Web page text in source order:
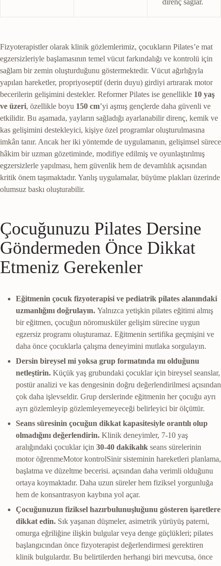
direnç sağlar.
Fizyoterapistler olarak klinik gözlemlerimiz, çocukların Pilates’e mat
egzersizleriyle başlamasının temel vücut farkındalığı ve kontrolü için
sağlam bir zemin oluşturduğunu göstermektedir. Vücut ağırlığıyla
yapılan hareketler, propriyoseptif (derin duyu) girdiyi artırarak motor
becerilerin gelişimini destekler. Reformer Pilates ise genellikle 10 yaş
ve üzeri, özellikle boyu 150 cm’yi aşmış gençlerde daha güvenli ve
etkilidir. Bu aşamada, yayların sağladığı ayarlanabilir direnç, kemik ve
kas gelişimini destekleyici, kişiye özel programlar oluşturulmasına
imkân tanır. Ancak her iki yöntemde de uygulamanın, gelişimsel sürece
hâkim bir uzman gözetiminde, modifiye edilmiş ve oyunlaştırılmış
egzersizlerle yapılması, hem güvenlik hem de devamlılık açısından
kritik önem taşımaktadır. Yanlış uygulamalar, büyüme plakları üzerinde
olumsuz baskı oluşturabilir.
Çocuğunuzu Pilates Dersine
Göndermeden Önce Dikkat
Etmeniz Gerekenler
Eğitmenin çocuk fizyoterapisi ve pediatrik pilates alanındaki
uzmanlığını doğrulayın. Yalnızca yetişkin pilates eğitimi almış
bir eğitmen, çocuğun nöromusküler gelişim sürecine uygun
egzersiz programı oluşturamaz. Eğitmenin sertifika geçmişini ve
daha önce çocuklarla çalışma deneyimini mutlaka sorgulayın.
Dersin bireysel mi yoksa grup formatında mı olduğunu
netleştirin. Küçük yaş grubundaki çocuklar için bireysel seanslar,
postür analizi ve kas dengesinin doğru değerlendirilmesi açısından
çok daha işlevseldir. Grup derslerinde eğitmenin her çocuğu ayrı
ayrı gözlemleyip gözlemleyemeyeceği belirleyici bir ölçüttür.
Seans süresinin çocuğun dikkat kapasitesiyle orantılı olup
olmadığını değerlendirin. Klinik deneyimler, 7-10 yaş
aralığındaki çocuklar için 30-40 dakikalık seans sürelerinin
motor öğrenmeMotor kontrolSinir sisteminin hareketleri planlama,
başlatma ve düzeltme becerisi. açısından daha verimli olduğunu
ortaya koymaktadır. Daha uzun süreler hem fiziksel yorgunluğa
hem de konsantrasyon kaybına yol açar.
Çocuğunuzun fiziksel hazırbulunuşluğunu gösteren işaretlere
dikkat edin. Sık yaşanan düşmeler, asimetrik yürüyüş paterni,
omurga eğriliğine ilişkin bulgular veya denge güçlükleri; pilates
başlangıcından önce fizyoterapist değerlendirmesi gerektiren
klinik bulgulardır. Bu belirtilerden herhangi biri mevcutsa, önce